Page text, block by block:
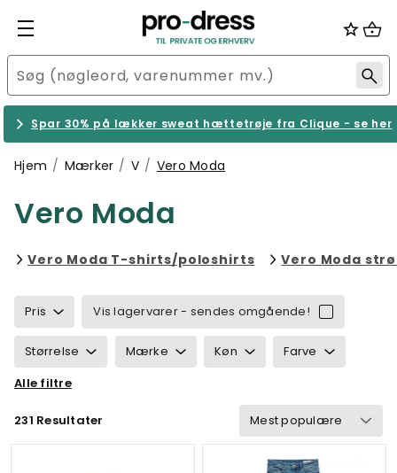
Spar 30% på lækker sweat hættetrøje fra Clique - se her
Hjem Mærker V Vero Moda
Vero Moda
Vero Moda T-shirts/poloshirtsFiltrér efter
Vero Moda
Pris Vis lagervarer - sendes omgående!
Størrelse Mærke Køn Farve
Ansvarlighed
Vind & vandtæt Funktionalitet
Alle filtre
231 Resultater